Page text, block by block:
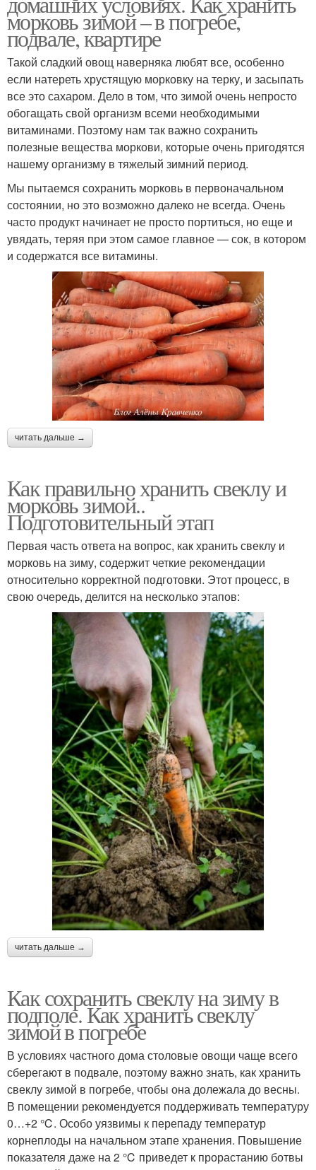
морковь зимой – в погребе,
подвале, квартире
Такой сладкий овощ наверняка любят все, особенно
если натереть хрустящую морковку на терку, и засыпать
все это сахаром. Дело в том, что зимой очень непросто
обогащать свой организм всеми необходимыми
витаминами. Поэтому нам так важно сохранить
полезные вещества моркови, которые очень пригодятся
нашему организму в тяжелый зимний период.
Мы пытаемся сохранить морковь в первоначальном
состоянии, но это возможно далеко не всегда. Очень
часто продукт начинает не просто портиться, но еще и
увядать, теряя при этом самое главное — сок, в котором
и содержатся все витамины.
читать дальше →
Как правильно хранить свеклу и
морковь зимой..
Подготовительный этап
Первая часть ответа на вопрос, как хранить свеклу и
морковь на зиму, содержит четкие рекомендации
относительно корректной подготовки. Этот процесс, в
свою очередь, делится на несколько этапов:
читать дальше →
Как сохранить свеклу на зиму в
подполе. Как хранить свеклу
зимой в погребе
В условиях частного дома столовые овощи чаще всего
сберегают в подвале, поэтому важно знать, как хранить
свеклу зимой в погребе, чтобы она долежала до весны.
В помещении рекомендуется поддерживать температуру
0…+2 ℃. Особо уязвимы к перепаду температур
корнеплоды на начальном этапе хранения. Повышение
показателя даже на 2 ℃ приведет к прорастанию ботвы